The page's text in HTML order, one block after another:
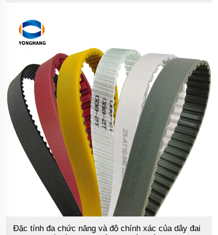
Đặc tính đa chức năng và độ chính xác của dây đai